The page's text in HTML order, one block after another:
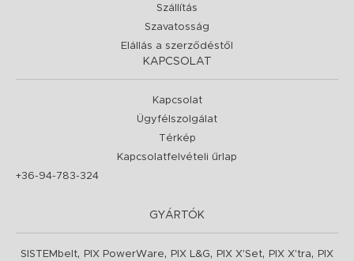
Szállítás
Szavatosság
Elállás a szerződéstől
KAPCSOLAT
Kapcsolat
Ügyfélszolgálat
Térkép
Kapcsolatfelvételi űrlap
+36-94-783-324
GYÁRTÓK
SISTEMbelt, PIX PowerWare, PIX L&G, PIX X'Set, PIX X'tra,
PIX